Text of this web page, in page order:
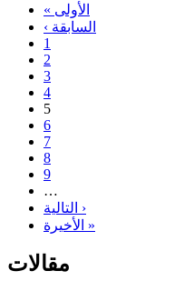
« الأولى
‹ السابقة
1
2
3
4
5
6
7
8
9
…
التالية ›
الأخيرة »
مقالات